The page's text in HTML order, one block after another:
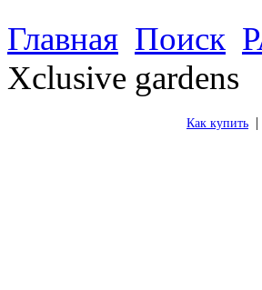
Главная Поиск
Xclusive gardens
Как купить |